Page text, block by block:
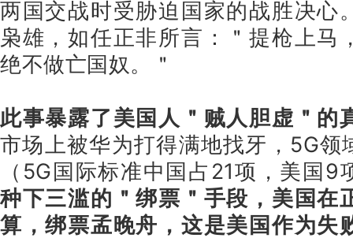
两国交战时受胁迫国家的战胜决心
枭雄，如任正非所言：＂提枪上马
绝不做亡国奴。＂
此事暴露了美国人＂贼人胆虚＂的
市场上被华为打得满地找牙，5G领
（5G国际标准中国占21项，美国9
种下三滥的＂绑票＂手段，美国在
算，绑票孟晚舟，这是美国作为失